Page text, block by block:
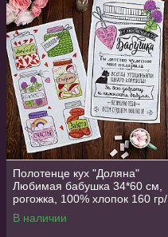
Полотенце кух "Доляна"
Любимая бабушка 34*60 см,
рогожка, 100% хлопок 160 гр/
м
В наличии